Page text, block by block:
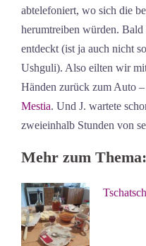
abtelefoniert, wo sich die
herumtreiben würden. Bald
entdeckt (ist ja auch nicht
Ushguli). Also eilten wir
Händen zurück zum Auto
Mestia. Und J. wartete
zweieinhalb Stunden von
Mehr zum Thema: